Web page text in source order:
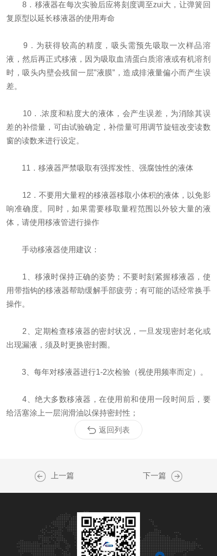
8．移液器在每次实验后应将刻度调至zui大，让弹簧回
复原型以延长移液器的使用寿命
9．为获得较高的精度，吸头需预先吸取一次样品溶
液，然后再正式移液，因为吸取血清蛋白质溶液或有机溶剂
时，吸头内壁会残留一层”液膜”，造成排液量偏小而产生误
差。
10．.浓度和粘度大的液体，会产生误差，为消除其误
差的补偿量，可由试验确定，补偿量可用调节旋钮改变读数
窗的读数来进行设定。
11．移液器严禁吸取有强挥发性、强腐蚀性的液体
12．不要用大量程的移液器移取小体积的液体，以免影
响准确度。同时，如果需要移取量程范围以外较大量的液
体，请使用移液管进行操作
手动移液器使用建议：
1、移液时保持正确的姿势；不要时刻紧握移液器，使
用带指钩的移液器帮助缓解手部疲劳；有可能的话经常换手
操作。
2、定期检查移液器的密封状况，一旦发现密封老化或
出现漏液，须及时更换密封圈。
3、每年对移液器进行1-2次检验（视使用频率而定）。
4、绝大多数移液器，在使用前和使用一段时间后，要
给活塞涂上一层润滑油以保持密封性；
返回列表
上一篇 下一篇